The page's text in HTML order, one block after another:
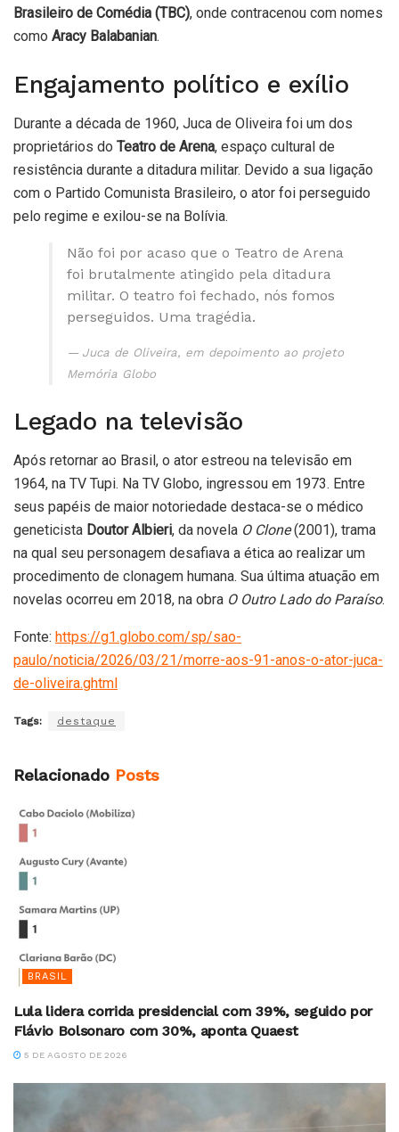
Brasileiro de Comédia (TBC), onde contracenou com nomes
como Aracy Balabanian.
Engajamento político e exílio
Durante a década de 1960, Juca de Oliveira foi um dos
proprietários do Teatro de Arena, espaço cultural de
resistência durante a ditadura militar. Devido a sua ligação
com o Partido Comunista Brasileiro, o ator foi perseguido
pelo regime e exilou-se na Bolívia.
Não foi por acaso que o Teatro de Arena
foi brutalmente atingido pela ditadura
militar. O teatro foi fechado, nós fomos
perseguidos. Uma tragédia.
Juca de Oliveira, em depoimento ao projeto
Memória Globo
Legado na televisão
Após retornar ao Brasil, o ator estreou na televisão em
1964, na TV Tupi. Na TV Globo, ingressou em 1973. Entre
seus papéis de maior notoriedade destaca-se o médico
geneticista Doutor Albieri, da novela O Clone(2001), trama
na qual seu personagem desafiava a ética ao realizar um
procedimento de clonagem humana. Sua última atuação em
novelas ocorreu em 2018, na obra O Outro Lado do Paraíso.
Fonte: https://g1.globo.com/sp/sao-
paulo/noticia/2026/03/21/morre-aos-91-anos-o-ator-juca-
de-oliveira.ghtml
Tags: destaque
Relacionado Posts
BRASIL
Lula lidera corrida presidencial com 39%, seguido por
Flávio Bolsonaro com 30%, aponta Quaest
5 DE AGOSTO DE 2026